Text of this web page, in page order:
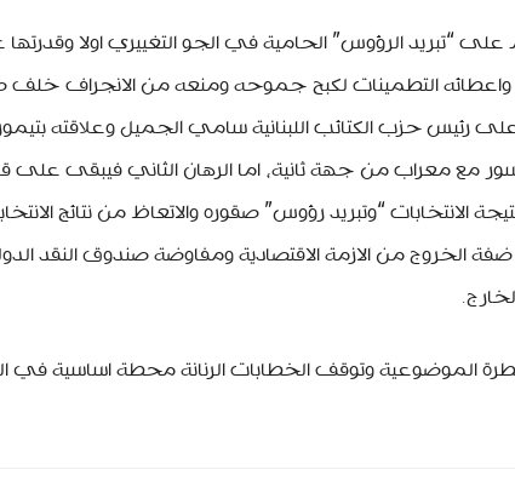
على “تبريد الرؤوس” الحامية في الجو التغييري اولا
التطمينات لكبح جموحه ومنعه من الانجراف خلف
رئيس حزب الكتائب اللبنانية سامي الجميل وعلاقته
مع معراب من جهة ثانية، اما الرهان الثاني فيبقى على
الانتخابات “وتبريد رؤوس” صقوره والاتعاظ من نتائج
الخروج من الازمة الاقتصادية ومفاوضة صندوق النقد
الموضوعية وتوقف الخطابات الرنانة محطة اساسية في